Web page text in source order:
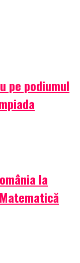
pe podiumul
la